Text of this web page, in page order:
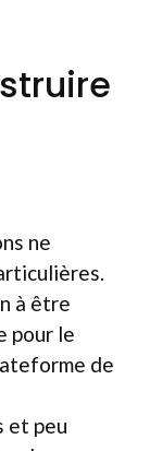
ne
à être
pour le
de
et peu